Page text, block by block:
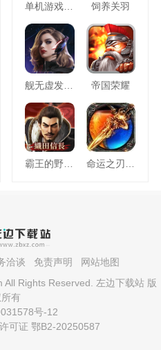
单机游戏死亡扳机 饲养关羽
帝国荣耀
霸王的野望360版 命运之刃之昔日霸业
洽谈 免责声明
网站地图
Rights Reserved. 左边下载站 版
有
号-12
可证 鄂B2-20250587